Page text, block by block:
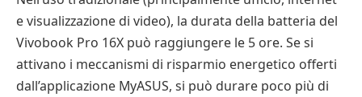
e visualizzazione di video), la durata della batteria del
Vivobook Pro 16X può raggiungere le 5 ore. Se si
attivano i meccanismi di risparmio energetico offerti
dall’applicazione MyASUS, si può durare poco più di